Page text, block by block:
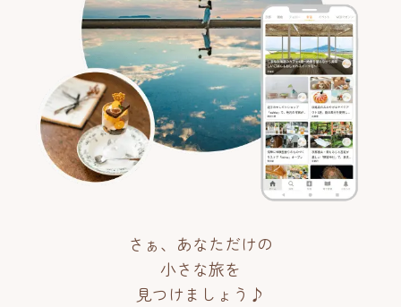
さぁ、あなただけの
小さな旅を
見つけましょう♪